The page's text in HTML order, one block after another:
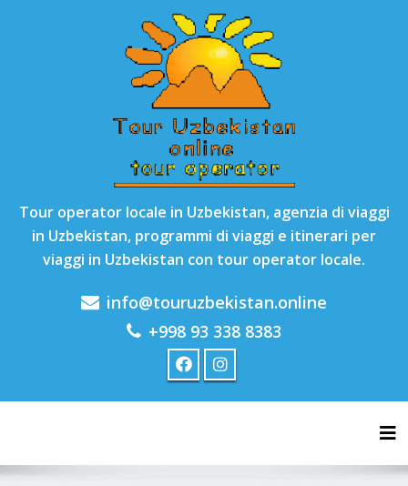
Tour operator locale in Uzbekistan, agenzia di viaggi
in Uzbekistan, programmi di viaggi e itinerari per
viaggi in Uzbekistan con tour operator locale.
info@touruzbekistan.online
+998 93 338 8383